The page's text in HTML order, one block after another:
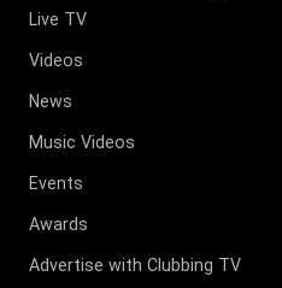
Live TV
Videos
News
Music Videos
Events
Awards
Advertise with Clubbing TV